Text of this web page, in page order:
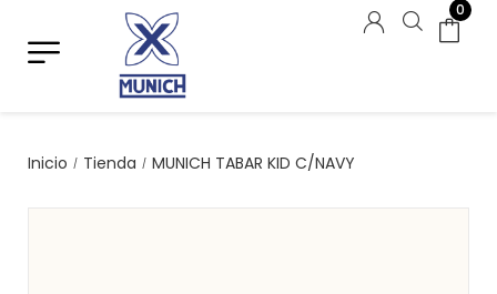
0
Inicio / Tienda / MUNICH TABAR KID C/NAVY